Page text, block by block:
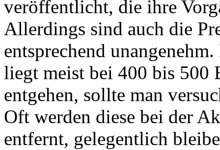
veröffentlicht, die ihre
Allerdings sind auch die
entsprechend
liegt meist bei 400 bis 500
entgehen, sollte man
Oft werden diese bei der
entfernt, gelegentlich